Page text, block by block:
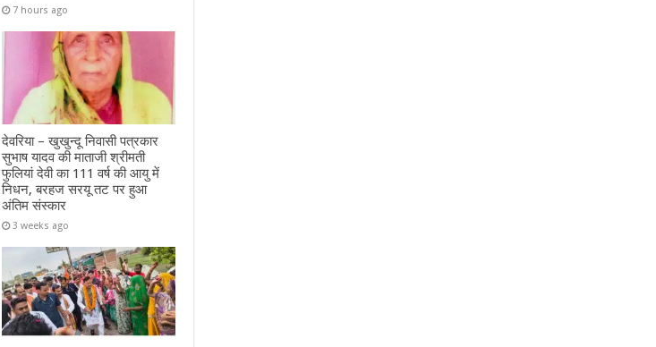
7 hours ago
देवरिया – खुखुन्दू निवासी पत्रकार
सुभाष यादव की माताजी श्रीमती
फुलियां देवी का 111 वर्ष की आयु में
निधन, बरहज सरयू तट पर हुआ
अंतिम संस्कार
3 weeks ago